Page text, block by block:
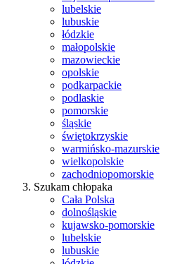
lubelskie
lubuskie
łódzkie
małopolskie
mazowieckie
opolskie
podkarpackie
podlaskie
pomorskie
śląskie
świętokrzyskie
warmińsko-mazurskie
wielkopolskie
zachodniopomorskie
Szukam chłopaka
Cała Polska
dolnośląskie
kujawsko-pomorskie
lubelskie
lubuskie